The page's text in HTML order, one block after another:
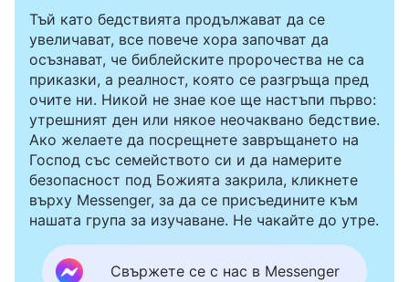
Тъй като бедствията продължават да се
увеличават, все повече хора започват да
осъзнават, че библейските пророчества не са
приказки, а реалност, която се разгръща пред
очите ни. Никой не знае кое ще настъпи първо:
утрешният ден или някое неочаквано бедствие.
Ако желаете да посрещнете завръщането на
Господ със семейството си и да намерите
безопасност под Божията закрила, кликнете
върху Messenger, за да се присъедините към
нашата група за изучаване. Не чакайте до утре.
Свържете се с нас в Messenger